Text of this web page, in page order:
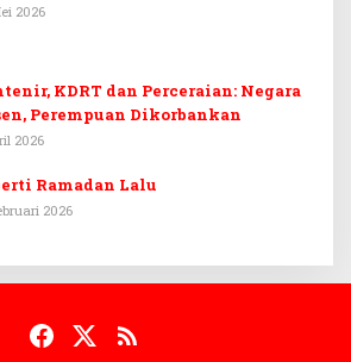
2026
KDRT dan Perceraian: Negara
Perempuan Dikorbankan
2026
Ramadan Lalu
2026